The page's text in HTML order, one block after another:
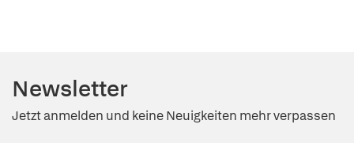
Newsletter
Jetzt anmelden und keine Neuigkeiten mehr verpassen